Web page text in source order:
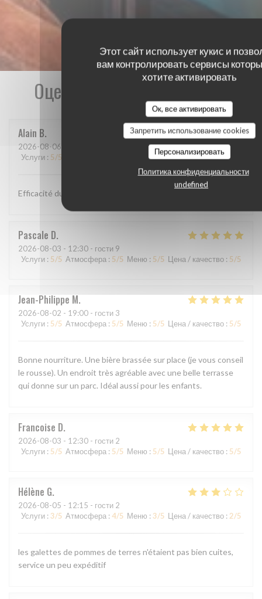
Этот сайт использует кукис и
вам контролировать сервисы
хотите активировать
Ок, все активировать
Запретить использование cookies
Персонализировать
Политика конфиденциальности
undefined
Оценки наших посетителей
Alain B
2026-08-06
Услуги : 5/5 :4/5 Цена / качество:4
Efficacité du personnel, plats goûteux
Pascale D
2026-08-03 - 12:30 - гости 9
Услуги : 5/5 Атмосфера : 5/5 Меню : 5/5 Цена / качество : 5/5
Jean-Philippe M
2026-08-02 - 19:00 - гости 3
Услуги : 5/5 Атмосфера : 5/5 Меню : 5/5 Цена / качество : 5/5
Bonne nourriture. Une bière brassée sur place (je vous conseil
le rousse). Un endroit très agréable avec une belle terrasse
qui donne sur un parc. Idéal aussi pour les enfants.
Francoise D
2026-08-03 - 12:30 - гости 2
Услуги : 5/5 Атмосфера : 5/5 Меню : 5/5 Цена / качество : 5/5
Hélène G
2026-08-05 - 12:15 - гости 2
Услуги : 3/5 Атмосфера : 4/5 Меню : 3/5 Цена / качество : 2/5
les galettes de pommes de terres n'étaient pas bien cuites,
service un peu expéditif